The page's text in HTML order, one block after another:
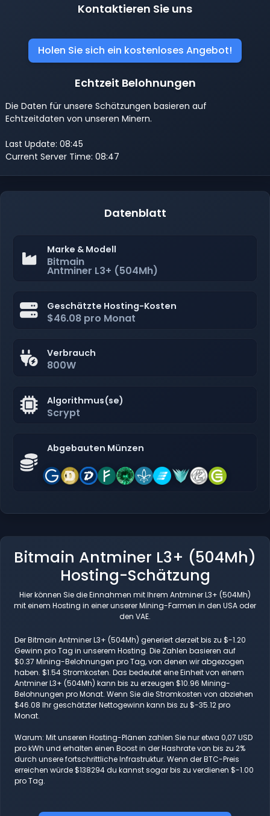
Kontaktieren Sie uns
Holen Sie sich ein kostenloses Angebot!
Echtzeit Belohnungen
Die Daten für unsere Schätzungen basieren auf
Echtzeitdaten von unseren Minern.
Last Update: 08:45
Current Server Time: 08:47
Datenblatt
Marke & Modell
Bitmain
Antminer L3+ (504Mh)
Geschätzte Hosting-Kosten
$46.08 pro Monat
Verbrauch
800W
Algorithmus(se)
Scrypt
Abgebauten Münzen
Bitmain Antminer L3+ (504Mh)
Hosting-Schätzung
Hier können Sie die Einnahmen mit Ihrem Antminer L3+ (504Mh)
mit einem Hosting in einer unserer Mining-Farmen in den USA oder
den VAE.
Der Bitmain Antminer L3+ (504Mh) generiert derzeit bis zu $-1.20
Gewinn pro Tag in unserem Hosting. Die Zahlen basieren auf
$0.37 Mining-Belohnungen pro Tag, von denen wir abgezogen
haben. $1.54 Stromkosten. Das bedeutet eine Einheit von einem
Antminer L3+ (504Mh) kann bis zu erzeugen $10.96 Mining-
Belohnungen pro Monat. Wenn Sie die Stromkosten von abziehen
$46.08 Ihr geschätzter Nettogewinn kann bis zu $-35.12 pro
Monat.
Warum: Mit unseren Hosting-Plänen zahlen Sie nur etwa 0,07 USD
pro kWh und erhalten einen Boost in der Hashrate von bis zu 2%
durch unsere fortschrittliche Infrastruktur. Wenn der BTC-Preis
erreichen würde $138294 du kannst sogar bis zu verdienen $-1.00
pro Tag.